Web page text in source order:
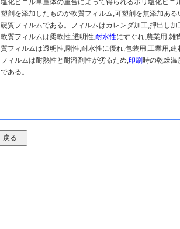
塩化ビニル単量体の重合によって得られるポリ塩化ビニ
塑剤を添加したものが軟質フィルム,可塑剤を無添加あ
硬質フィルムである。フィルムはカレンダ加工,押出し加
軟質フィルムは柔軟性,透明性,耐水性にすぐれ,農業用,雑
質フィルムは透明性,剛性,耐水性に優れ,包装用,工業用,
フィルムは耐熱性と耐溶剤性が劣るため,印刷時の乾燥温
である。